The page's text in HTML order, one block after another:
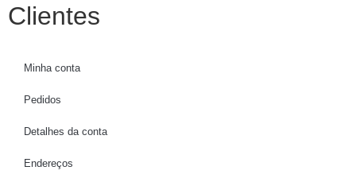
Clientes
Minha conta
Pedidos
Detalhes da conta
Endereços